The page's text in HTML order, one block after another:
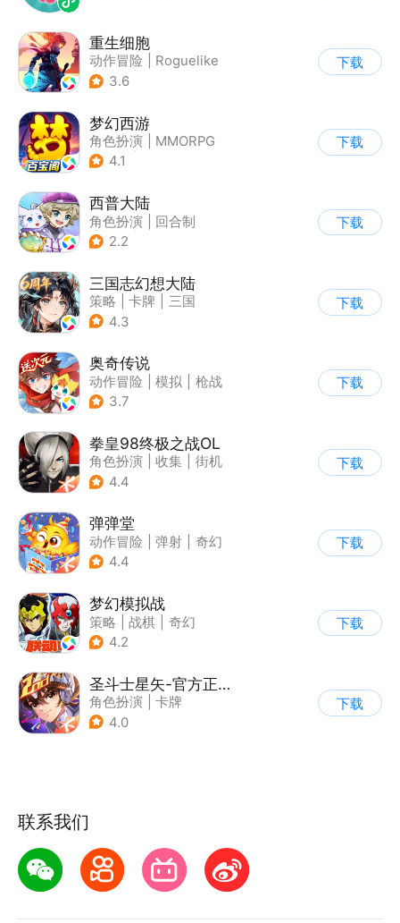
重生细胞
动作冒险
Roguelike
| 探险
3.6
下载
梦幻西游
角色扮演
MMORPG
| 西游
4.1
下载
西普大陆
角色扮演
回合制
| 奇幻
2.2
下载
三国志幻想大陆
策略 卡牌
三国
| 美少女
4.3
下载
奥奇传说
动作冒险 模拟
枪战
| 童年
3.7
下载
拳皇98终极之战OL
角色扮演 收集
街机
| 拳皇
4.4
下载
弹弹堂
动作冒险 弹射
奇幻
| 5v5
4.4
下载
梦幻模拟战
策略 战棋
奇幻
| 二次元
4.2
下载
圣斗士星矢-官方正版(腾讯)
角色扮演
卡牌
| 动漫改编
4.0
下载
联系我们